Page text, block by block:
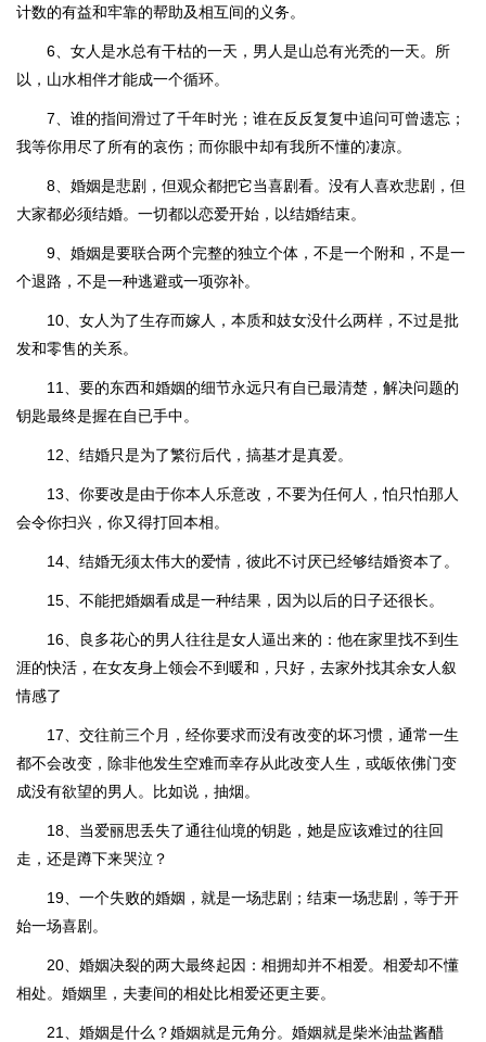
计数的有益和牢靠的帮助及相互间的义务。
6、女人是水总有干枯的一天，男人是山总有光秃的一天。所
以，山水相伴才能成一个循环。
7、谁的指间滑过了千年时光；谁在反反复复中追问可曾遗忘；
我等你用尽了所有的哀伤；而你眼中却有我所不懂的凄凉。
8、婚姻是悲剧，但观众都把它当喜剧看。没有人喜欢悲剧，但
大家都必须结婚。一切都以恋爱开始，以结婚结束。
9、婚姻是要联合两个完整的独立个体，不是一个附和，不是一
个退路，不是一种逃避或一项弥补。
10、女人为了生存而嫁人，本质和妓女没什么两样，不过是批
发和零售的关系。
11、要的东西和婚姻的细节永远只有自已最清楚，解决问题的
钥匙最终是握在自已手中。
12、结婚只是为了繁衍后代，搞基才是真爱。
13、你要改是由于你本人乐意改，不要为任何人，怕只怕那人
会令你扫兴，你又得打回本相。
14、结婚无须太伟大的爱情，彼此不讨厌已经够结婚资本了。
15、不能把婚姻看成是一种结果，因为以后的日子还很长。
16、良多花心的男人往往是女人逼出来的：他在家里找不到生
涯的快活，在女友身上领会不到暖和，只好，去家外找其余女人叙
情感了
17、交往前三个月，经你要求而没有改变的坏习惯，通常一生
都不会改变，除非他发生空难而幸存从此改变人生，或皈依佛门变
成没有欲望的男人。比如说，抽烟。
18、当爱丽思丢失了通往仙境的钥匙，她是应该难过的往回
走，还是蹲下来哭泣？
19、一个失败的婚姻，就是一场悲剧；结束一场悲剧，等于开
始一场喜剧。
20、婚姻决裂的两大最终起因：相拥却并不相爱。相爱却不懂
相处。婚姻里，夫妻间的相处比相爱还更主要。
21、婚姻是什么？婚姻就是元角分。婚姻就是柴米油盐酱醋